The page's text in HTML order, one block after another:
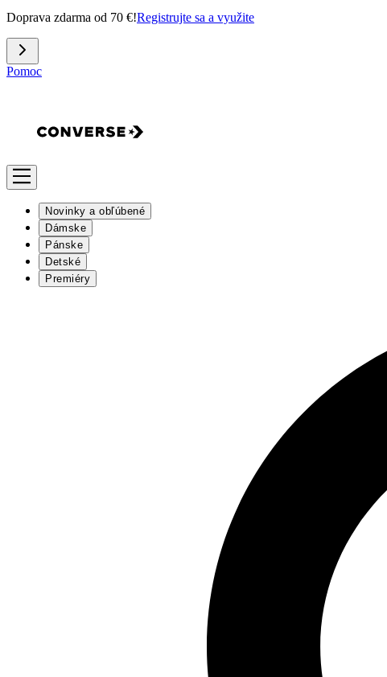
Doprava zdarma od 70 €!Registrujte sa a využite
Pomoc
Novinky a obľúbené
Dámske
Pánske
Detské
Premiéry